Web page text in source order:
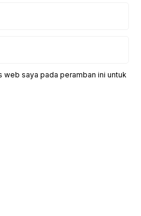
web saya pada peramban ini untuk